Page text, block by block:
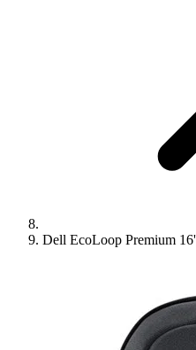
Dell EcoLoop Premium